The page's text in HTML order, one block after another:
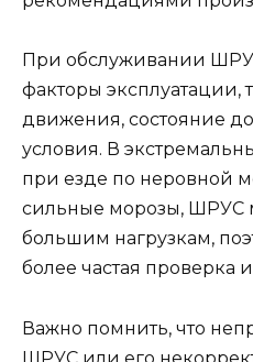
При обслуживании
факторы эксплуатации,
движения, состояние
условия. В
при езде по неровной
сильные морозы, ШРУС
большим нагрузкам,
более частая проверка
Важно помнить, что
ШРУС или его